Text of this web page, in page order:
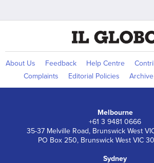
About Us Feedback Help Centre
Complaints
Editorial Policies Archive
Melbourne
+61 3 9481 0666
35-37 Melville Road, Brunswick West
PO Box 250, Brunswick West VIC
Sydney